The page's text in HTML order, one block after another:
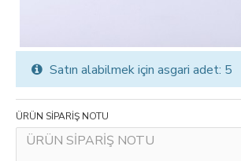
ÜRÜN SİPARİŞ NOTU
Satın alabilmek için asgari adet: 5